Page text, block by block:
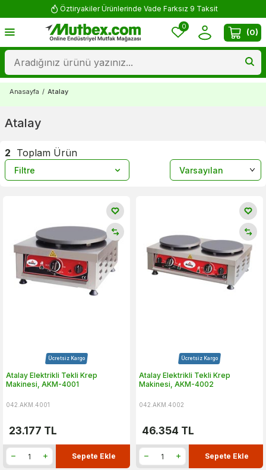
Öztiryakiler Ürünlerinde Vade Farksız 9 Taksit
0
(0)
Anasayfa / Atalay
Atalay
2 Toplam Ürün
Filtre
Ücretsiz Kargo
Atalay Elektrikli Tekli Krep
Makinesi, AKM-4001
042.AKM.4001
23.177 TL
Sepete Ekle
Ücretsiz Kargo
Atalay Elektrikli Tekli Krep
Makinesi, AKM-4002
042.AKM.4002
46.354 TL
Sepete Ekle